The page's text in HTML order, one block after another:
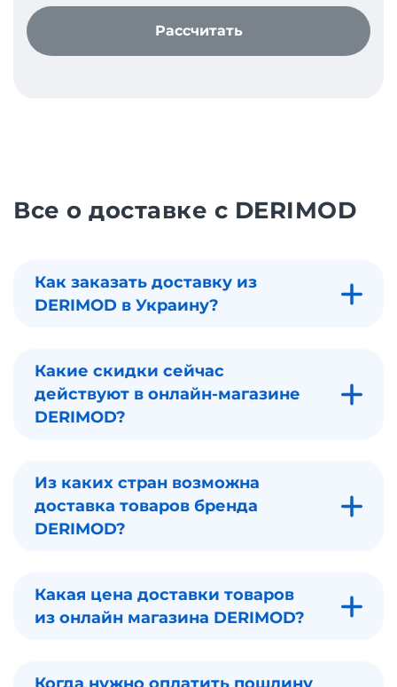
Рассчитать
Все о доставке с DERIMOD
Как заказать доставку из
DERIMOD в Украину?
Какие скидки сейчас
действуют в онлайн-магазине
DERIMOD?
Из каких стран возможна
доставка товаров бренда
DERIMOD?
Какая цена доставки товаров
из онлайн магазина DERIMOD?